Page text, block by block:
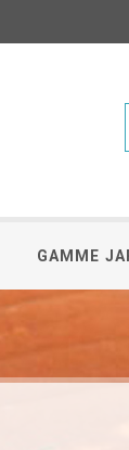
GAMME